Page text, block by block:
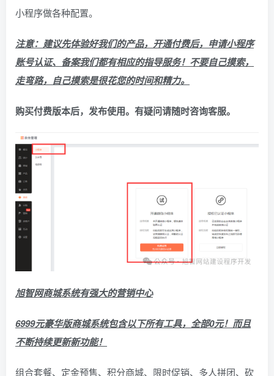
小程序做各种配置。
注意：建议先体验好我们的产品，开通付费后，申请小程序
账号认证、备案我们都有相应的指导服务！不要自己摸索，
走弯路，自己摸索是很花您的时间和精力。
购买付费版本后，发布使用。有疑问请随时咨询客服。
旭智网商城系统有强大的营销中心
6999元豪华版商城系统包含以下所有工具，全部0元！而且
不断持续更新新功能！
组合套餐、定金预售、积分商城、限时促销、多人拼团、砍